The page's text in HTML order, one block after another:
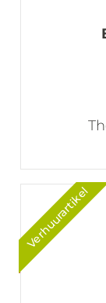
Verhuurartikel